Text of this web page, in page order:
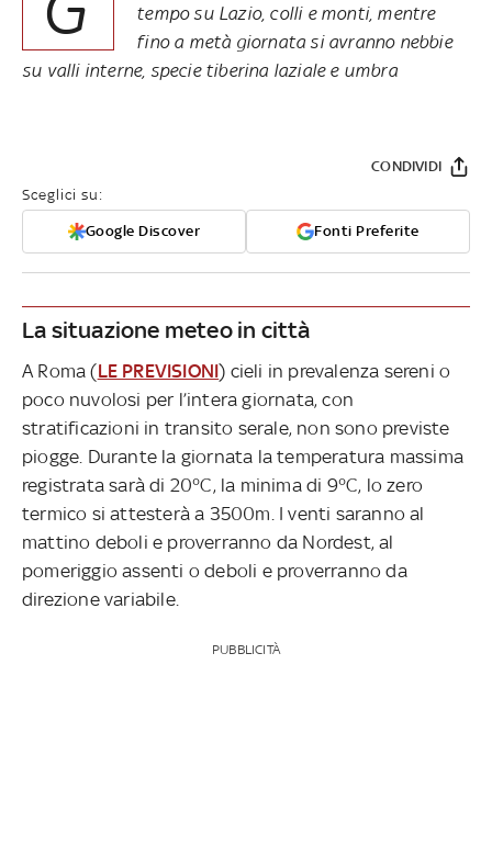
tempo su Lazio, colli e monti, mentre
fino a metà giornata si avranno nebbie
su valli interne, specie tiberina laziale e umbra
Sceglici su:
Google Discover Fonti Preferite
CONDIVIDI
La situazione meteo in città
A Roma (LE PREVISIONI) cieli in prevalenza sereni o
poco nuvolosi per l’intera giornata, con
stratificazioni in transito serale, non sono previste
piogge. Durante la giornata la temperatura massima
registrata sarà di 20°C, la minima di 9°C, lo zero
termico si attesterà a 3500m. I venti saranno al
mattino deboli e proverranno da Nordest, al
pomeriggio assenti o deboli e proverranno da
direzione variabile.
PUBBLICITÀ